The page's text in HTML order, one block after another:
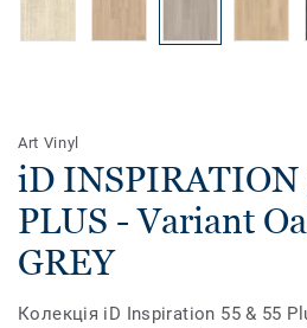
Art Vinyl
iD INSPIRATION
PLUS - Variant
GREY
Колекція iD Inspiration 55 & 55